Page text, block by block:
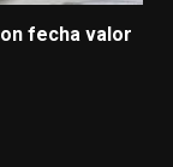
fecha valor